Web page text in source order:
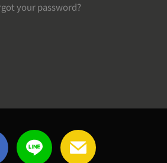
your password?